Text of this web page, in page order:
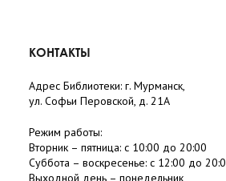
КОНТАКТЫ
Адрес Библиотеки: г. Мурманск,
ул. Софьи Перовской, д. 21А
Режим работы:
Вторник – пятница: с 10:00 до 20:00
Суббота – воскресенье: c 12:00 до
Выходной день – понедельник